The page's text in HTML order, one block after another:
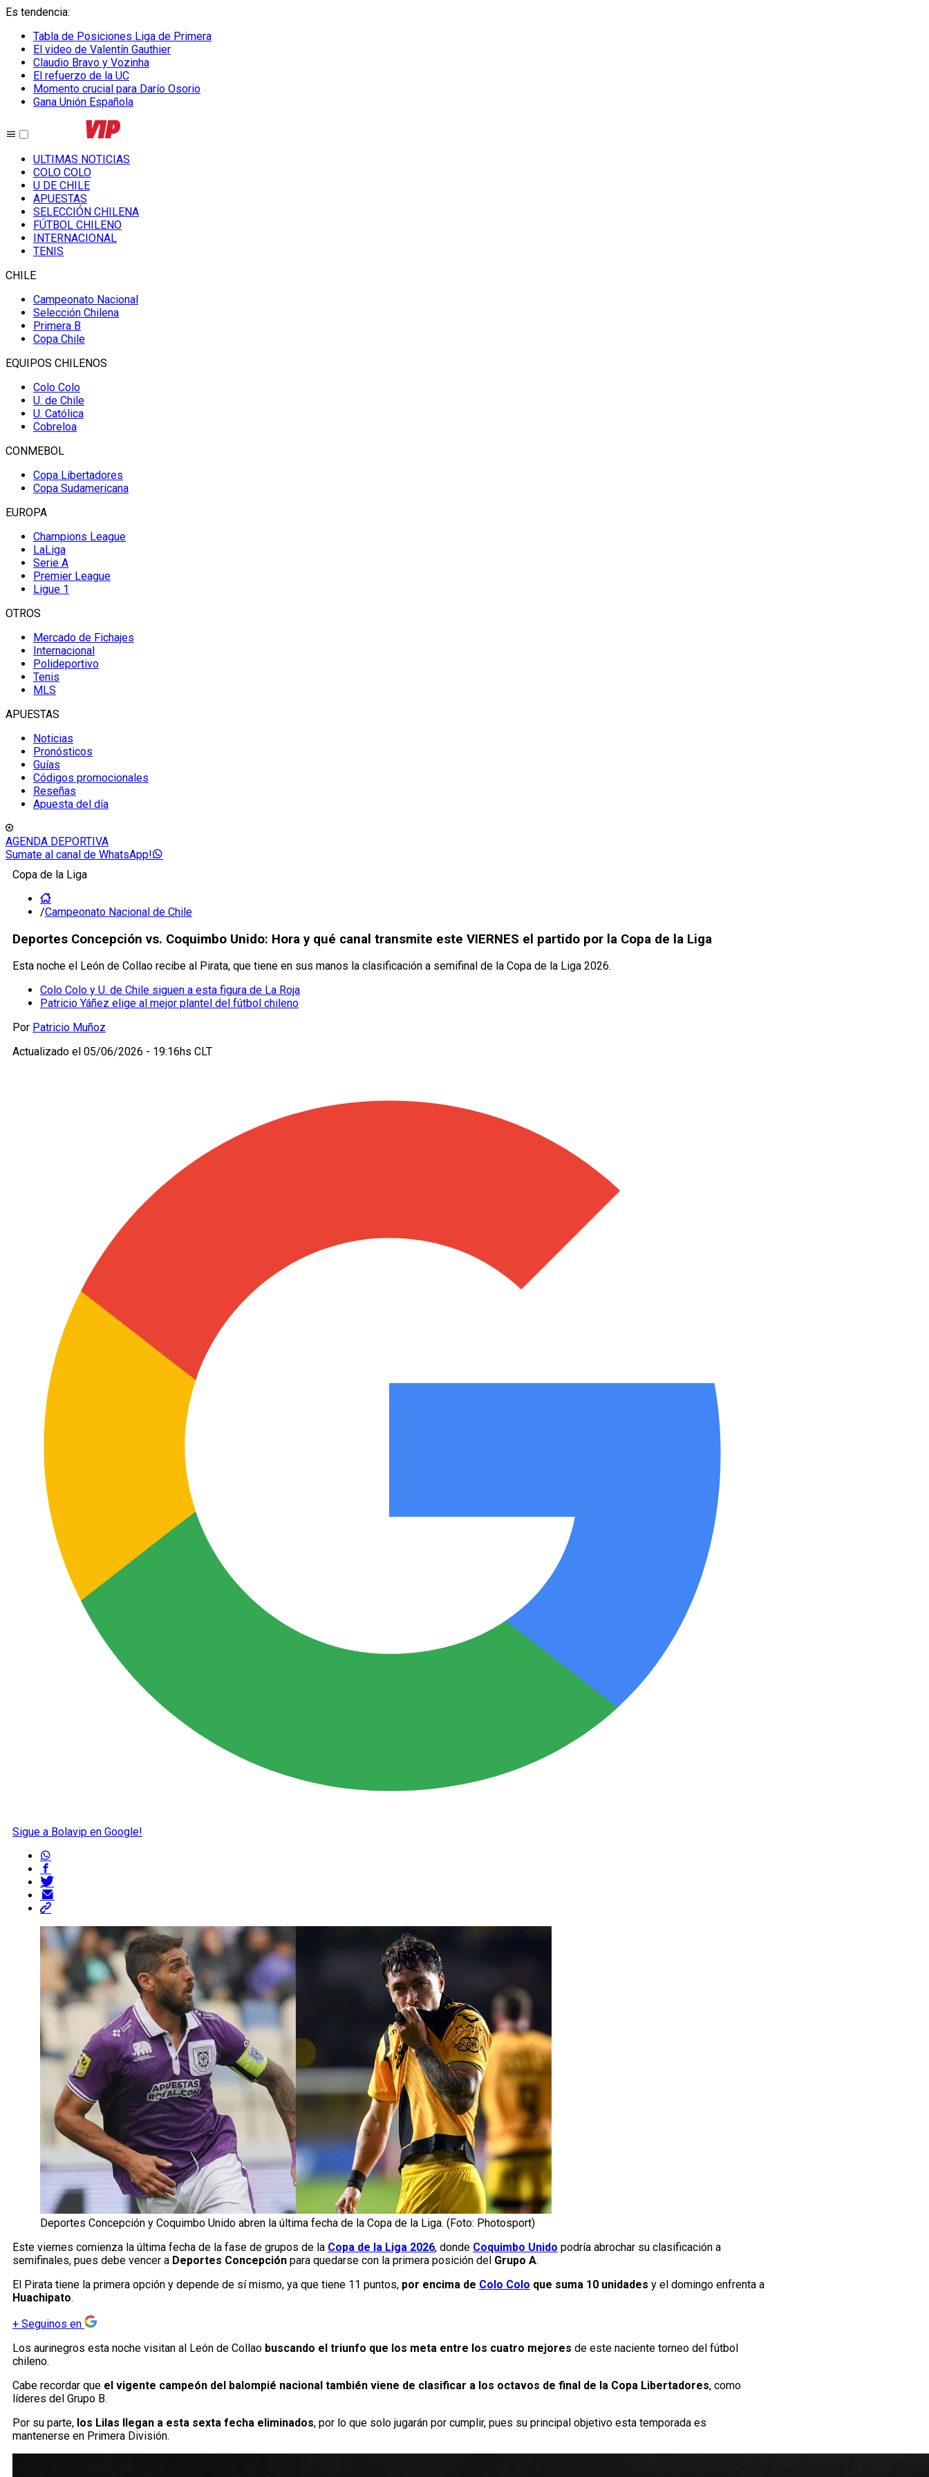
Es tendencia:
Tabla de Posiciones Liga de Primera
El video de Valentín Gauthier
Claudio Bravo y Vozinha
El refuerzo de la UC
Momento crucial para Darío Osorio
Gana Unión Española
ULTIMAS NOTICIAS
COLO COLO
U DE CHILE
APUESTAS
SELECCIÓN CHILENA
FÚTBOL CHILENO
INTERNACIONAL
TENIS
CHILE
Campeonato Nacional
Selección Chilena
Primera B
Copa Chile
EQUIPOS CHILENOS
Colo Colo
U. de Chile
U. Católica
Cobreloa
CONMEBOL
Copa Libertadores
Copa Sudamericana
EUROPA
Champions League
LaLiga
Serie A
Premier League
Ligue 1
OTROS
Mercado de Fichajes
Internacional
Polideportivo
Tenis
MLS
APUESTAS
Noticias
Pronósticos
Guías
Códigos promocionales
Reseñas
Apuesta del día
AGENDA DEPORTIVA
Sumate al canal de WhatsApp!
Copa de la Liga
/Campeonato Nacional de Chile
Deportes Concepción vs. Coquimbo Unido: Hora y qué canal transmite este VIERNES el partido por la Copa de la Liga
Esta noche el León de Collao recibe al Pirata, que tiene en sus manos la clasificación a semifinal de la Copa de la Liga 2026.
Colo Colo y U. de Chile siguen a esta figura de La Roja
Patricio Yáñez elige al mejor plantel del fútbol chileno
Por Patricio Muñoz
Actualizado el 05/06/2026 - 19:16hs CLT
Sigue a Bolavip en Google!
Deportes Concepción y Coquimbo Unido abren la última fecha de la Copa de la Liga. (Foto: Photosport)
Este viernes comienza la última fecha de la fase de grupos de la Copa de la Liga 2026, donde Coquimbo Unido podría abrochar su clasificación a
semifinales, pues debe vencer a Deportes Concepción para quedarse con la primera posición del Grupo A.
El Pirata tiene la primera opción y depende de sí mismo, ya que tiene 11 puntos, por encima de Colo Colo que suma 10 unidades y el domingo enfrenta a
Huachipato.
+ Seguinos en
Los aurinegros esta noche visitan al León de Collao buscando el triunfo que los meta entre los cuatro mejores de este naciente torneo del fútbol
chileno.
Cabe recordar que el vigente campeón del balompié nacional también viene de clasificar a los octavos de final de la Copa Libertadores, como
líderes del Grupo B.
Por su parte, los Lilas llegan a esta sexta fecha eliminados, por lo que solo jugarán por cumplir, pues su principal objetivo esta temporada es
mantenerse en Primera División.